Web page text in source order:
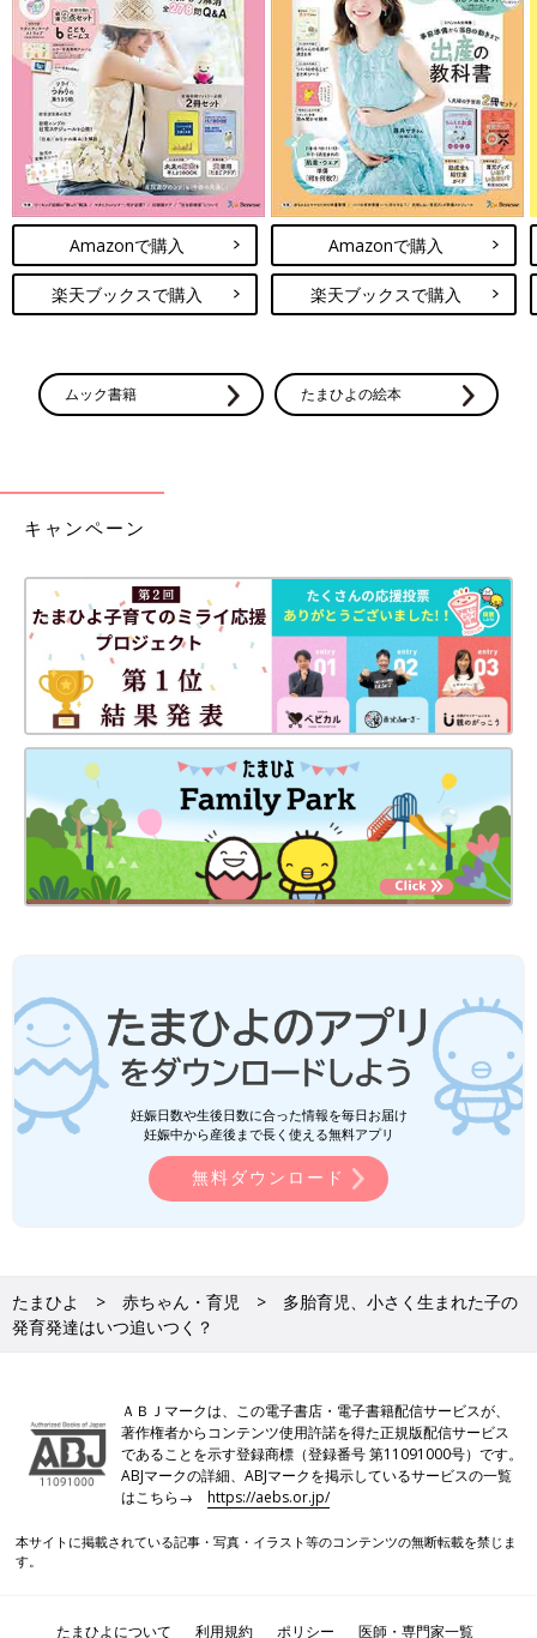
Amazonで購入
楽天ブックスで購入
Amazonで購入
楽天ブックスで購入
ムック書籍 たまひよの絵本
キャンペーン
妊娠日数や生後日数に合った情報を毎日お届け
妊娠中から産後まで長く使える無料アプリ
無料ダウンロード
たまひよ 赤ちゃん・育児
多胎育児、小さく生まれた子の
発育発達はいつ追いつく？
ＡＢＪマークは、この電子書店・電子書籍配信サービスが、
著作権者からコンテンツ使用許諾を得た正規版配信サービス
であることを示す登録商標（登録番号 第11091000号）です。
ABJマークの詳細、ABJマークを掲示しているサービスの一覧
はこちら→https://aebs.or.jp/
本サイトに掲載されている記事・写真・イラスト等のコンテンツの無断転載を禁じま
す。
たまひよについて 利用規約 ポリシー 医師・専門家一覧